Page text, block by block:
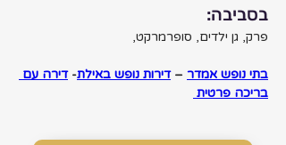
בסביבה:
פרק, גן ילדים, סופרמרקט,
בתי נופש אמדר – דירות נופש באילת- דירה עם
בריכה פרטית